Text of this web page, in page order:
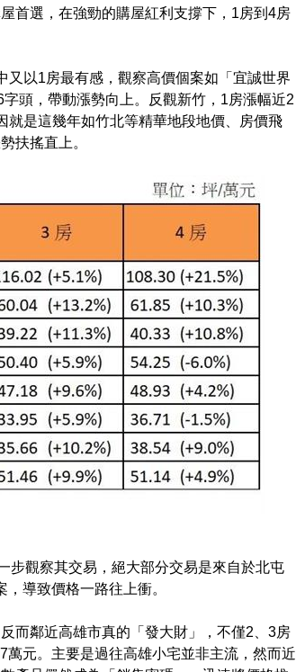
首選，在強勁的購屋紅利支撐下，1房到4房
又以1房最有感，觀察高價個案如「宜誠世界
頭，帶動漲勢向上。反觀新竹，1房漲幅近2
就是這幾年如竹北等精華地段地價、房價飛
扶搖直上。
步觀察其交易，絕大部分交易是來自於北屯
導致價格一路往上衝。
而鄰近高雄市真的「發大財」，不僅2、3房
元。主要是過往高雄小宅並非主流，然而近